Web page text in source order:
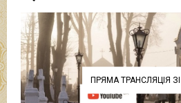
ПРЯМА ТРАНСЛЯЦІЯ